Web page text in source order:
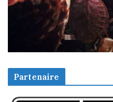
Partenaire